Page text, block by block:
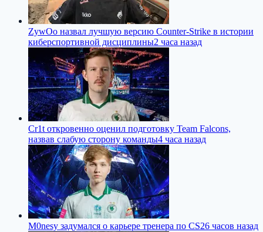
ZywOo назвал лучшую версию Counter-Strike в истории
киберспортивной дисциплины2 часа назад
Cr1t откровенно оценил подготовку Team Falcons,
назвав слабую сторону команды4 часа назад
M0nesy задумался о карьере тренера по CS26 часов назад